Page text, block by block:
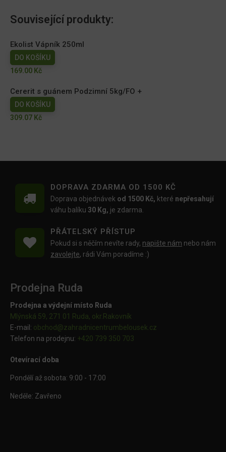
Související produkty:
Ekolist Vápník 250ml
DO KOŠÍKU
169.00 Kč
Cererit s guánem Podzimní 5kg/FO +
DO KOŠÍKU
309.07 Kč
DOPRAVA ZDARMA OD 1500 KČ
Doprava objednávek od 1500 Kč, které nepřesahují
váhu balíku30 Kg, je zdarma.
PŘÁTELSKÝ PŘÍSTUP
Pokud si s něčím nevíte rady, napište nám nebo nám
zavolejte, rádi Vám poradíme :)
Prodejna Ruda
Prodejna a výdejní místo Ruda
Mlýnská 59, 271 01 Ruda, okr.Rakovník
E-mail: obchod@zahradnicentrumbelousek.cz
Telefon na prodejnu: +420 739 350 703
Otevírací doba
Pondělí až sobota: 9:00 - 17:00
Neděle: Zavřeno